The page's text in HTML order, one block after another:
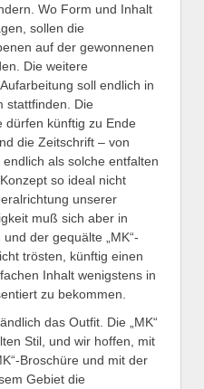
Wo Form und Inhalt
sollen die
auf der gewonnenen
Die weitere
soll endlich in
stattfinden. Die
dürfen künftig zu Ende
die Zeitschrift – von
als solche entfalten
so ideal nicht
unserer
muß sich aber in
der gequälte „MK“-
trösten, künftig einen
Inhalt wenigstens in
zu bekommen.
das Outfit. Die „MK“
Stil, und wir hoffen, mit
Broschüre und mit der
Gebiet die